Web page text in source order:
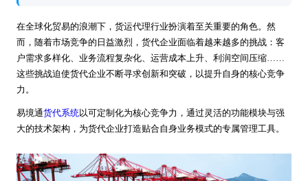
在全球化贸易的浪潮下，货运代理行业扮演着至关重要的角色。然
而，随着市场竞争的日益激烈，货代企业面临着越来越多的挑战：客
户需求多样化、业务流程复杂化、运营成本上升、利润空间压缩……
这些挑战迫使货代企业不断寻求创新和突破，以提升自身的核心竞争
力。
易境通货代系统以可定制化为核心竞争力，通过灵活的功能模块与强
大的技术架构，为货代企业打造贴合自身业务模式的专属管理工具。